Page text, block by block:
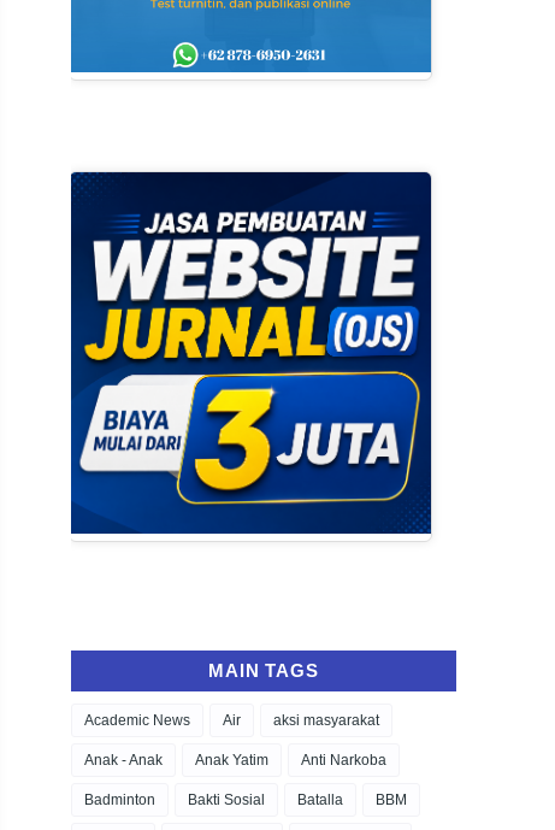
MAIN TAGS
Academic News Air aksi masyarakat
Anak - Anak Anak Yatim Anti Narkoba
Badminton Bakti Sosial Batalla BBM